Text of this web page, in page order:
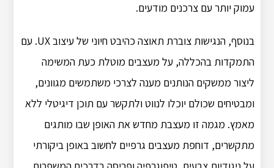
עמוק יותר עם צרכנים מודעים.
בנוסף, הנגישות צוברת תאוצה כהיבט חיוני של עיצוב UX. עם
התמקדות בהכללה, על מעצבים מוטלת כעת המשימה
ליצור ממשקים הנותנים מענה לצרכי משתמשים מגוונים,
ומבטיחים שכולם יוכלו לנווט ולתקשר עם תוכן דיגיטלי ללא
מאמץ. מגמה זו מעצבת מחדש את האופן שבו מותגים
מתקשרים, דוחפת מעצבים גרפיים לחשוב באופן ביקורתי